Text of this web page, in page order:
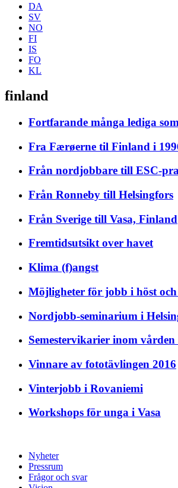
DA
SV
NO
FI
IS
FO
KL
finland
Fortfarande många lediga
Fra Færøerne til Finland i
Från nordjobbare till ESC-
Från Ronneby till Helsingfors
Från Sverige till Vasa, Finland
Fremtidsutsikt over havet
Klima (f)angst
Möjligheter för jobb i höst
Nordjobb-seminarium i
Semestervikarier inom
Vinnare av fototävlingen 2016
Vinterjobb i Rovaniemi
Workshops för unga i Vasa
Nyheter
Pressrum
Frågor och svar